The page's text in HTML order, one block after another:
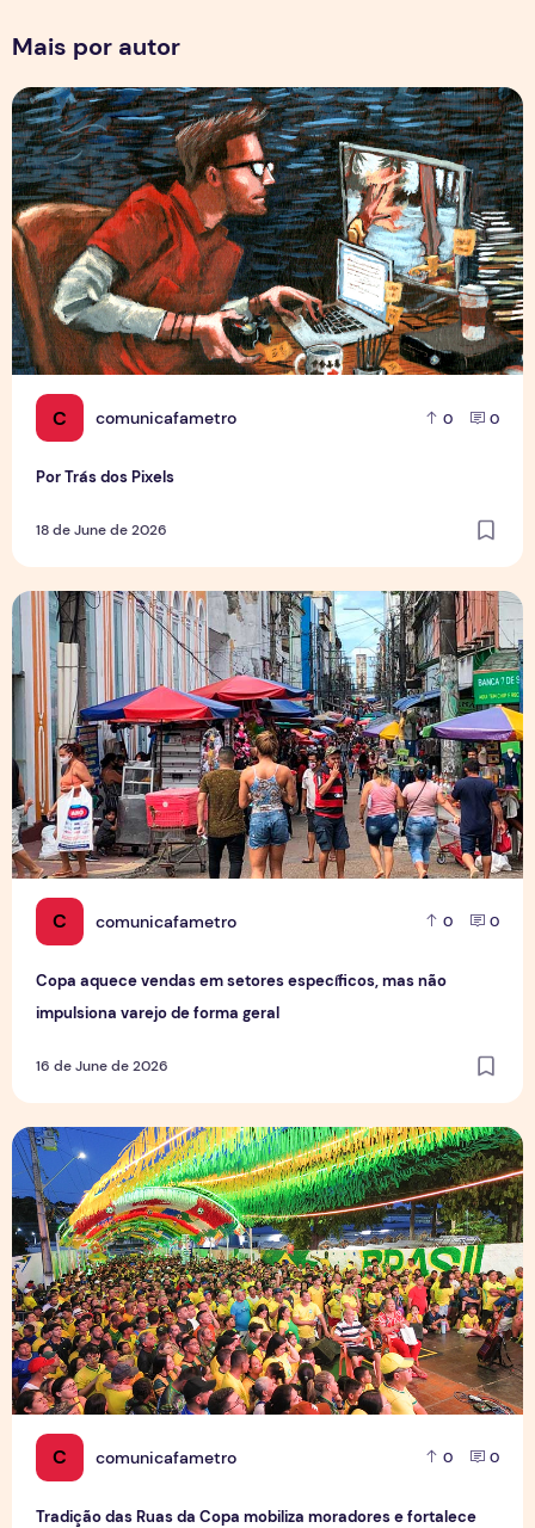
Mais por autor
C comunicafametro 0 0
Por Trás dos Pixels
18 de June de 2026
Por Trás dos Pixels
C comunicafametro 0 0
Copa aquece vendas em setores específicos, mas não
impulsiona varejo de forma geral
16 de June de 2026
Copa aquece vendas em setores específicos, mas não
C comunicafametro 0 0
Tradição das Ruas da Copa mobiliza moradores e fortalece
Tradição das Ruas da Copa mobiliza moradores e